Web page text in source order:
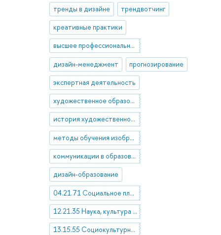
тренды в дизайне трендвотчинг
креативные практики
высшее профессиональное образование
дизайн-менеджмент прогнозирование
экспертная деятельность
художественное образование
история художественного образования
методы обучения изобразительному искусству и дизайну
коммуникации в образовыательной среде
дизайн-образование
04.21.71 Социальное планирование и прогнозирование
12.21.35 Наука, культура и образование
13.15.55 Социокультурное проектирование. Прогнозирование культурного развития